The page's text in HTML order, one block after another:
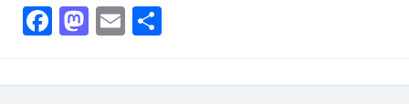
Facebook
Mastodon
Email